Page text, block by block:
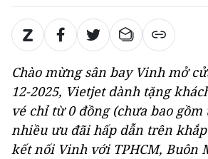
Chào mừng sân bay Vinh mở
12-2025, Vietjet dành tặng
vé chỉ từ 0 đồng (chưa bao
nhiều ưu đãi hấp dẫn trên
kết nối Vinh với TPHCM, Buôn